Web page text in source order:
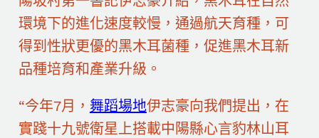
環境下的進化速度較慢，通過航天育種，可
得到性狀更優的黑木耳菌種，促進黑木耳新
品種培育和產業升級。
“今年7月， 舞蹈場地伊志豪向我們提出，在
實踐十九號衛星上搭載中陽縣心言豹林山耳